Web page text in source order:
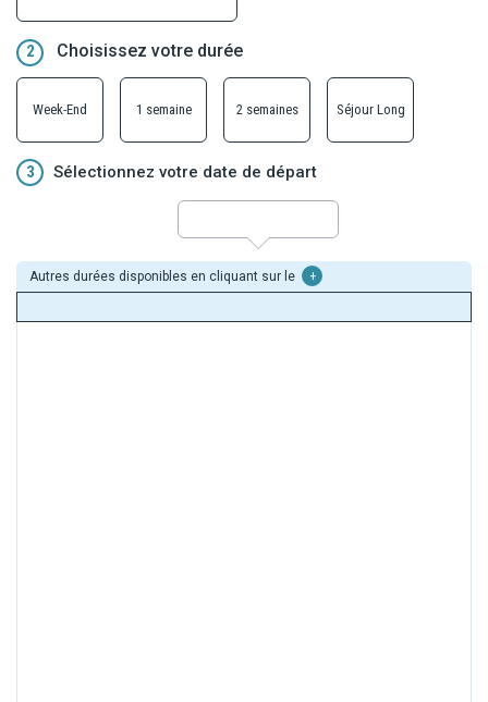
2 Choisissez votre durée
Week-End 1 semaine 2 semaines Séjour Long
3 Sélectionnez votre date de départ
Autres durées disponibles en cliquant sur le +